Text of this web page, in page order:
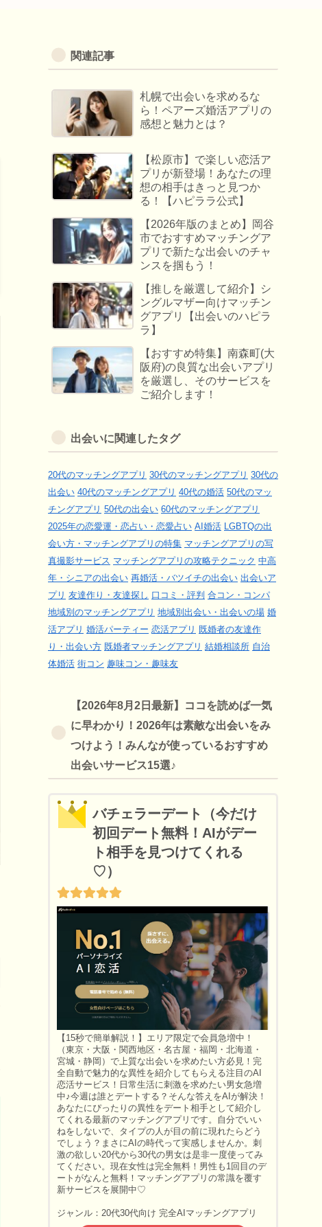
関連記事
札幌で出会いを求めるな
ら！ペアーズ婚活アプリの
感想と魅力とは？
【松原市】で楽しい恋活ア
プリが新登場！あなたの理
想の相手はきっと見つか
る！【ハピララ公式】
【2026年版のまとめ】岡谷
市でおすすめマッチングア
プリで新たな出会いのチャ
ンスを掴もう！
【推しを厳選して紹介】シ
ングルマザー向けマッチン
グアプリ【出会いのハピラ
ラ】
【おすすめ特集】南森町(大
阪府)の良質な出会いアプリ
を厳選し、そのサービスを
ご紹介します！
出会いに関連したタグ
20代のマッチングアプリ 30代のマッチングアプリ 30代の
出会い 40代のマッチングアプリ 40代の婚活 50代のマッ
チングアプリ 50代の出会い 60代のマッチングアプリ
2025年の恋愛運・恋占い・恋愛占い AI婚活
LGBTQの出
会い方・マッチングアプリの特集 マッチングアプリの写
真撮影サービス マッチングアプリの攻略テクニック 中高
年・シニアの出会い 再婚活・バツイチの出会い 出会いア
プリ 友達作り・友達探し 口コミ・評判 合コン・コンパ
地域別のマッチングアプリ 地域別出会い・出会いの場 婚
活アプリ 婚活パーティー 恋活アプリ 既婚者の友達作
り・出会い方 既婚者マッチングアプリ 結婚相談所 自治
体婚活 街コン 趣味コン・趣味友
【2026年8月2日最新】ココを読めば一気
に早わかり！2026年は素敵な出会いをみ
つけよう！みんなが使っているおすすめ
出会いサービス15選♪
バチェラーデート（今だけ
初回デート無料！AIがデー
ト相手を見つけてくれる
♡）
【15秒で簡単解説！】エリア限定で会員急増中！
（東京・大阪・関西地区・名古屋・福岡・北海道・
宮城・静岡）で上質な出会いを求めたい方必見！完
全自動で魅力的な異性を紹介してもらえる注目のAI
恋活サービス！日常生活に刺激を求めたい男女急増
中♪今週は誰とデートする？そんな答えをAIが解決！
あなたにぴったりの異性をデート相手として紹介し
てくれる最新のマッチングアプリです。自分でいい
ねをしないで、タイプの人が目の前に現れたらどう
でしょう？まさにAIの時代って実感しませんか。刺
激の欲しい20代から30代の男女は是非一度使ってみ
てください。現在女性は完全無料！男性も1回目のデ
ートがなんと無料！マッチングアプリの常識を覆す
新サービスを展開中♡
ジャンル：20代30代向け 完全AIマッチングアプリ